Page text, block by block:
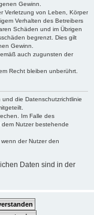
Gewinn.
Verletzung von Leben, Körper
Verhalten des Betreibers
Schäden und im Übrigen
begrenzt. Dies gilt
Gewinn.
auch zugunsten der
Recht bleiben unberührt.
die Datenschutzrichtlinie
Im Falle des
Nutzer bestehende
der Nutzer den
Daten sind in der